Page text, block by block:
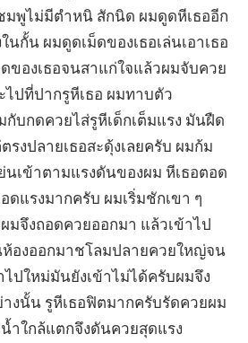
มพูไม่มีตำหนิ สักนิด ผมดูดหีเธออีก
นกั้น ผมดูดเม็ดของเธอเล่นเอาเธอ
ของเธอจนสาแก่ใจแล้วผมจับควย
ปที่ปากรูหีเธอ ผมทาบตัว
กับกดควยไส่รูหีเด็กเต็มแรง มันฝืด
รงปลายเธอสะดุ้งเลยครับ ผมก้ม
เข้าตามแรงดันของผม หีเธอตอด
ดแรงมากครับ ผมเริ่มชักเขา ๆ
มจึงถอดควยออกมา แล้วเข้าไป
องออกมาชโลมปลายควยใหญ่จน
ปใหม่มันยังเข้าไม่ได้ครับผมจึง
างนั้น รูหีเธอฟิตมากครับรัดควยผม
ำใกล้แตกจึงดันควยสุดแรง